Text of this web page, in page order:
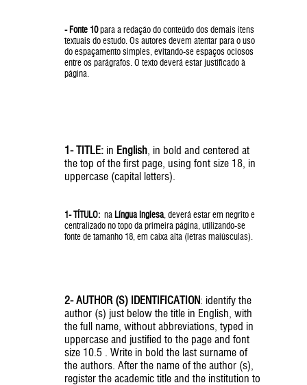
- Fonte 10para a redação do conteúdo dos demais itens
textuais do estudo. Os autores devem atentar para o uso
do espaçamento simples, evitando-se espaços ociosos
entre os parágrafos. O texto deverá estar justificado à
página.
1- TITLE: in English, in bold and centered at
the top of the first page, using font size 18, in
uppercase (capital letters).
1- TÍTULO: na Língua Inglesa , deverá estar em negrito e
centralizado no topo da primeira página, utilizando-se
fonte de tamanho 18, em caixa alta (letras maiúsculas).
2- AUTHOR (S) IDENTIFICATION: identify the
author (s) just below the title in English, with
the full name, without abbreviations, typed in
uppercase and justified to the page and font
size 10.5 . Write in bold the last surname of
the authors. After the name of the author (s),
register the academic title and the institution to